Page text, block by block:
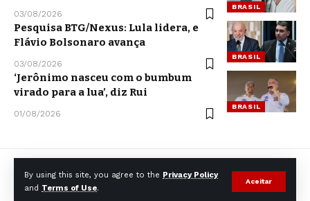
By using this site, you agree to the Privacy Policy
and Terms of Use.
Aceitar
BRASIL
03/08/2026
BRASIL
Pesquisa BTG/Nexus: Lula lidera, e
Flávio Bolsonaro avança
03/08/2026
BRASIL
‘Jerônimo nasceu com o bumbum
virado para a lua’, diz Rui
01/08/2026
© CCNNews. All Rights Reserved.